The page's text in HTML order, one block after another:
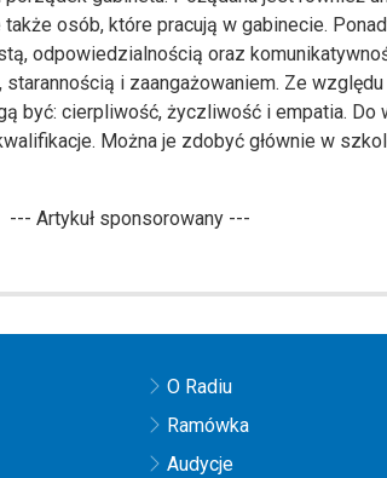
osób, które pracują w gabinecie.
odpowiedzialnością oraz
i zaangażowaniem. Ze względu
być: cierpliwość, życzliwość i empatia. Do
Można je zdobyć głównie w
--- Artykuł sponsorowany ---
O Radiu
Ramówka
Audycje